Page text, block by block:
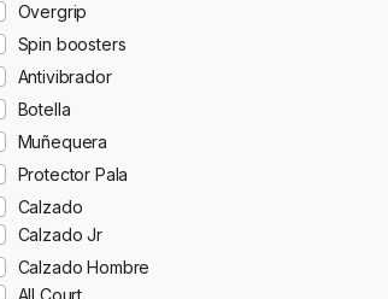
Overgrip
Spin boosters
Antivibrador
Botella
Muñequera
Protector Pala
Calzado
Calzado Jr
Calzado Hombre
All Court